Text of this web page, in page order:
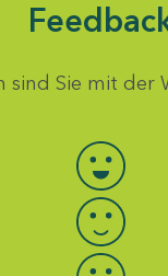
sind Sie mit der
Bewertung